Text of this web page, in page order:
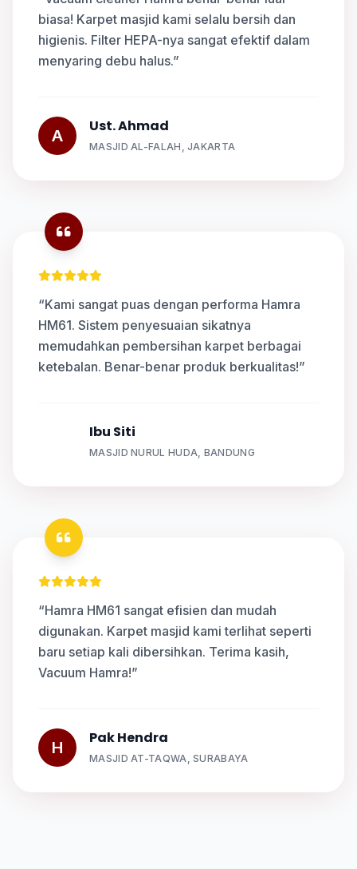
biasa! Karpet masjid kami selalu bersih dan
higienis. Filter HEPA-nya sangat efektif dalam
menyaring debu halus.”
A
Ust. Ahmad
MASJID AL-FALAH, JAKARTA
“Kami sangat puas dengan performa Hamra
HM61. Sistem penyesuaian sikatnya
memudahkan pembersihan karpet berbagai
ketebalan. Benar-benar produk berkualitas!”
Ibu Siti
MASJID NURUL HUDA, BANDUNG
“Hamra HM61 sangat efisien dan mudah
digunakan. Karpet masjid kami terlihat seperti
baru setiap kali dibersihkan. Terima kasih,
Vacuum Hamra!”
H
Pak Hendra
MASJID AT-TAQWA, SURABAYA